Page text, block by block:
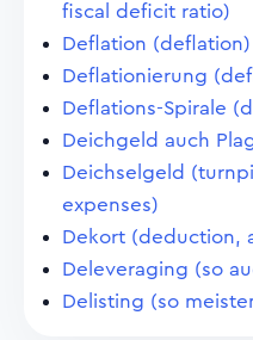
fiscal deficit ratio)
Deflation (deflation)
Deflationierung
Deflations-Spirale
Deichgeld auch
Deichselgeld
expenses)
Dekort (deduction,
Deleveraging (so
Delisting (so